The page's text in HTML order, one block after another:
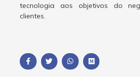
tecnologia aos objetivos do
clientes.